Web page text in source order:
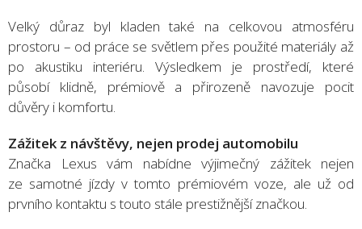
Velký důraz byl kladen také na celkovou atmosféru
prostoru – od práce se světlem přes použité materiály až
po akustiku interiéru. Výsledkem je prostředí, které
působí klidně, prémiově a přirozeně navozuje pocit
důvěry i komfortu.
Zážitek z návštěvy, nejen prodej automobilu
Značka Lexus vám nabídne výjimečný zážitek nejen
ze samotné jízdy v tomto prémiovém voze, ale už od
prvního kontaktu s touto stále prestižnější značkou.